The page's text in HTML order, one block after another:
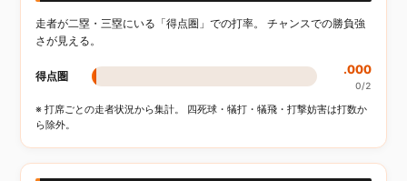
走者が二塁・三塁にいる「得点圏」での打率。 チャンスでの勝負強
さが見える。
得点圏 .000
0/2
※ 打席ごとの走者状況から集計。 四死球・犠打・犠飛・打撃妨害は打数か
ら除外。